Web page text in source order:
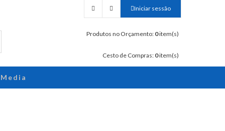
Iniciar sessão
Produtos no Orçamento: 0item(s)
Cesto de Compras: 0item(s)
Media